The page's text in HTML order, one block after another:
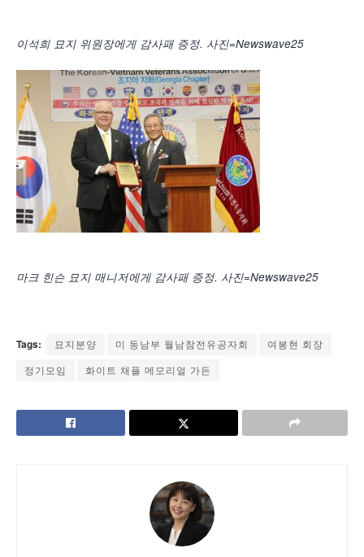
이석희 묘지 위원장에게 감사패 증정. 사진=Newswave25
마크 힌슨 묘지 매니저에게 감사패 증정. 사진=Newswave25
Tags: 묘지분양 미 동남부 월남참전유공자회
여봉현 회장
정기모임
화이트 채플 메모리얼 가든